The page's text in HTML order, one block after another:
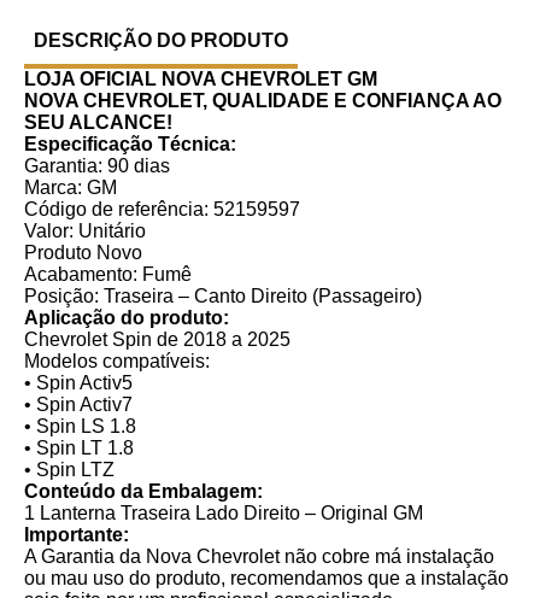
DESCRIÇÃO DO PRODUTO
LOJA OFICIAL NOVA CHEVROLET GM
NOVA CHEVROLET, QUALIDADE E CONFIANÇA AO
SEU ALCANCE!
Especificação Técnica:
Garantia: 90 dias
Marca: GM
Código de referência: 52159597
Valor: Unitário
Produto Novo
Acabamento: Fumê
Posição: Traseira – Canto Direito (Passageiro)
Aplicação do produto:
Chevrolet Spin de 2018 a 2025
Modelos compatíveis:
• Spin Activ5
• Spin Activ7
• Spin LS 1.8
• Spin LT 1.8
• Spin LTZ
Conteúdo da Embalagem:
1 Lanterna Traseira Lado Direito – Original GM
Importante:
A Garantia da Nova Chevrolet não cobre má instalação
ou mau uso do produto, recomendamos que a instalação